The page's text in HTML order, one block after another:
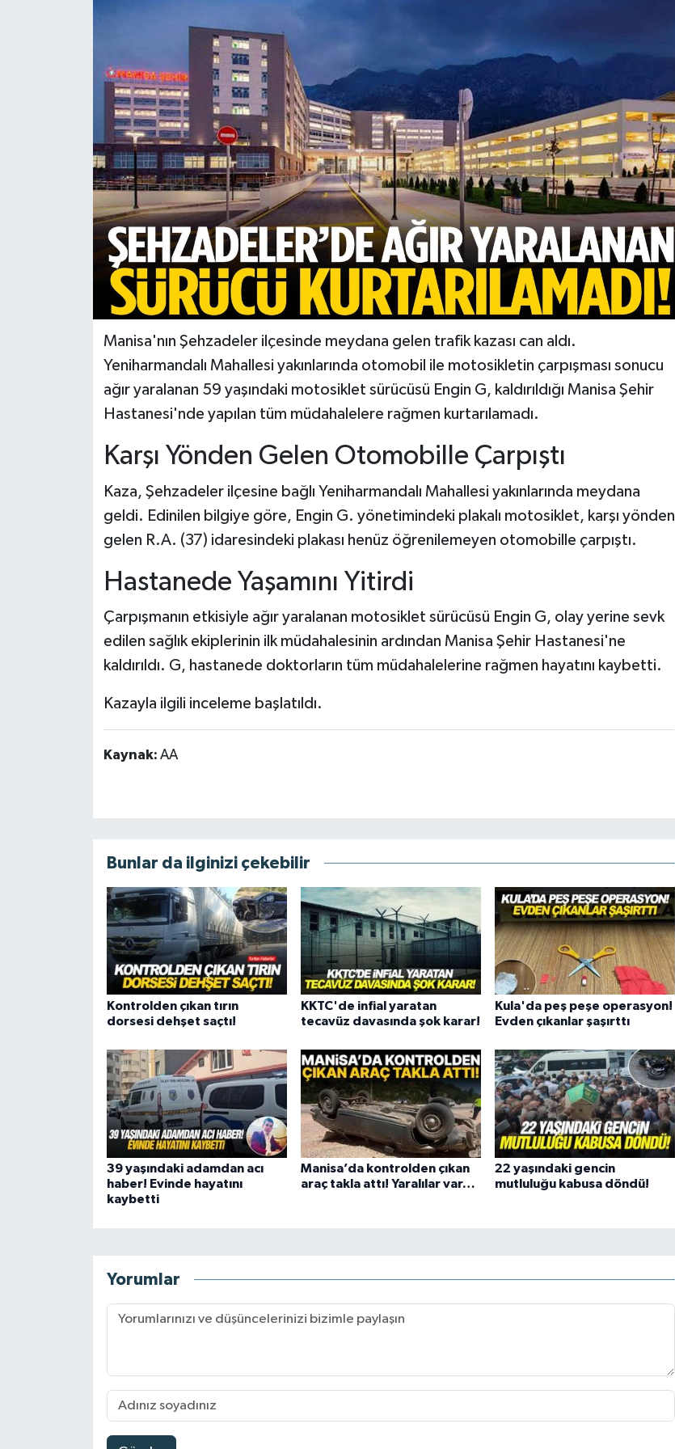
Manisa'nın Şehzadeler ilçesinde meydana gelen trafik kazası can aldı.
Yeniharmandalı Mahallesi yakınlarında otomobil ile motosikletin çarpışması sonucu
ağır yaralanan 59 yaşındaki motosiklet sürücüsü Engin G, kaldırıldığı Manisa Şehir
Hastanesi'nde yapılan tüm müdahalelere rağmen kurtarılamadı.
Karşı Yönden Gelen Otomobille Çarpıştı
Kaza, Şehzadeler ilçesine bağlı Yeniharmandalı Mahallesi yakınlarında meydana
geldi. Edinilen bilgiye göre, Engin G. yönetimindeki plakalı motosiklet, karşı yönden
gelen R.A. (37) idaresindeki plakası henüz öğrenilemeyen otomobille çarpıştı.
Hastanede Yaşamını Yitirdi
Çarpışmanın etkisiyle ağır yaralanan motosiklet sürücüsü Engin G, olay yerine sevk
edilen sağlık ekiplerinin ilk müdahalesinin ardından Manisa Şehir Hastanesi'ne
kaldırıldı. G, hastanede doktorların tüm müdahalelerine rağmen hayatını kaybetti.
Kazayla ilgili inceleme başlatıldı.
Kaynak: AA
Bunlar da ilginizi çekebilir
Kontrolden çıkan tırın
dorsesi dehşet saçtı!
KKTC'de infial yaratan
tecavüz davasında şok karar!
Kula'da peş peşe operasyon!
Evden çıkanlar şaşırttı
39 yaşındaki adamdan acı
haber! Evinde hayatını
kaybetti
Manisa’da kontrolden çıkan
araç takla attı! Yaralılar var…
22 yaşındaki gencin
mutluluğu kabusa döndü!
Yorumlar